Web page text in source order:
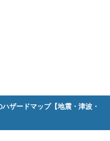
ザードマップ【地震・津波・